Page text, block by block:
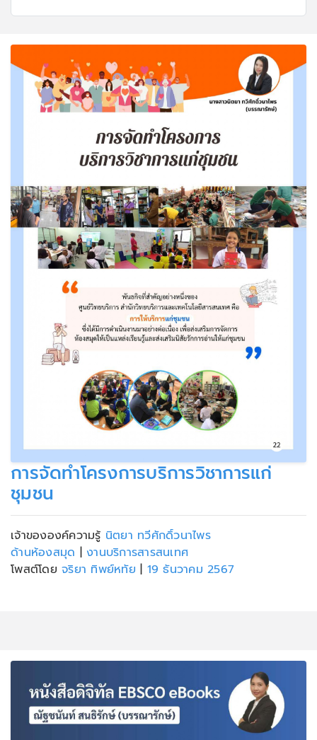
การจัดทำโครงการบริการวิชาการแก่
ชุมชน
เจ้าขององค์ความรู้ นิตยา ทวีศักดิ์วนาไพร
ด้านห้องสมุด | งานบริการสารสนเทศ
โพสต์โดย จริยา ทิพย์หทัย | 19 ธันวาคม 2567